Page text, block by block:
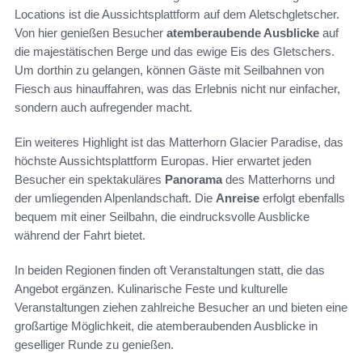
Locations ist die Aussichtsplattform auf dem Aletschgletscher.
Von hier genießen Besucher atemberaubende Ausblicke auf
die majestätischen Berge und das ewige Eis des Gletschers.
Um dorthin zu gelangen, können Gäste mit Seilbahnen von
Fiesch aus hinauffahren, was das Erlebnis nicht nur einfacher,
sondern auch aufregender macht.
Ein weiteres Highlight ist das Matterhorn Glacier Paradise, das
höchste Aussichtsplattform Europas. Hier erwartet jeden
Besucher ein spektakuläres Panoramades Matterhorns und
der umliegenden Alpenlandschaft. Die Anreise erfolgt ebenfalls
bequem mit einer Seilbahn, die eindrucksvolle Ausblicke
während der Fahrt bietet.
In beiden Regionen finden oft Veranstaltungen statt, die das
Angebot ergänzen. Kulinarische Feste und kulturelle
Veranstaltungen ziehen zahlreiche Besucher an und bieten eine
großartige Möglichkeit, die atemberaubenden Ausblicke in
geselliger Runde zu genießen.